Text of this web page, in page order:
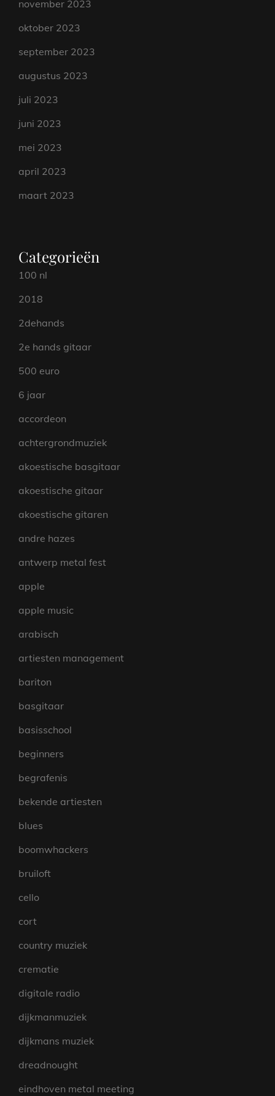
november 2023
oktober 2023
september 2023
augustus 2023
juli 2023
juni 2023
mei 2023
april 2023
maart 2023
Categorieën
100 nl
2018
2dehands
2e hands gitaar
500 euro
6 jaar
accordeon
achtergrondmuziek
akoestische basgitaar
akoestische gitaar
akoestische gitaren
andre hazes
antwerp metal fest
apple
apple music
arabisch
artiesten management
bariton
basgitaar
basisschool
beginners
begrafenis
bekende artiesten
blues
boomwhackers
bruiloft
cello
cort
country muziek
crematie
digitale radio
dijkmanmuziek
dijkmans muziek
dreadnought
eindhoven metal meeting